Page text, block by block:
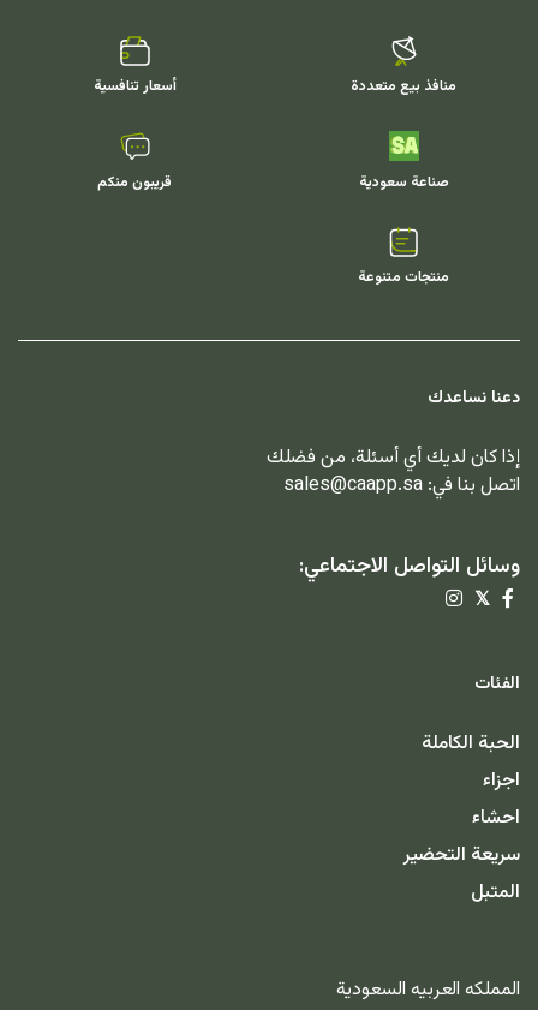
منافذ بيع متعددة أسعار تنافسية
صناعة سعودية قريبون منكم
منتجات متنوعة
دعنا نساعدك
إذا كان لديك أي أسئلة، من فضلك
اتصل بنا في: sales@caapp.sa
وسائل التواصل الاجتماعي:
𝕏
الفئات
الحبة الكاملة
اجزاء
احشاء
سريعة التحضير
المتبل
المملكه العربيه السعودية